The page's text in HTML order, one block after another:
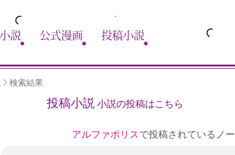
説 公式漫画 投稿小説
検索結果
投稿小説 小説の投稿はこちら
アルファポリスで投稿されているノ